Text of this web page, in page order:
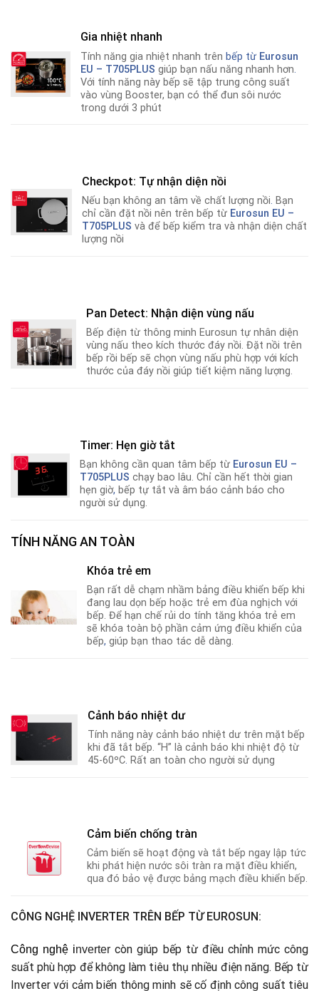
Gia nhiệt nhanh
Tính năng gia nhiệt nhanh trên bếp từ Eurosun
EU – T705PLUS giúp bạn nấu năng nhanh hơn.
Với tính năng này bếp sẽ tập trung công suất
vào vùng Booster, bạn có thể đun sôi nước
trong dưới 3 phút
Checkpot: Tự nhận diện nồi
Nếu bạn không an tâm về chất lượng nồi. Bạn
chỉ cần đặt nồi nên trên bếp từ Eurosun EU –
T705PLUS và để bếp kiểm tra và nhận diện chất
lượng nồi
Pan Detect: Nhận diện vùng nấu
Bếp điện từ thông minh Eurosun tự nhân diện
vùng nấu theo kích thước đáy nồi. Đặt nồi trên
bếp rồi bếp sẽ chọn vùng nấu phù hợp với kích
thước của đáy nồi giúp tiết kiệm năng lượng.
Timer: Hẹn giờ tắt
Bạn không cần quan tâm bếp từ Eurosun EU –
T705PLUS chạy bao lâu. Chỉ cần hết thời gian
hẹn giờ, bếp tự tắt và âm báo cảnh báo cho
người sử dụng.
TÍNH NĂNG AN TOÀN
Khóa trẻ em
Bạn rất dễ chạm nhầm bảng điều khiển bếp khi
đang lau dọn bếp hoặc trẻ em đùa nghịch với
bếp. Để hạn chế rủi do tính tăng khóa trẻ em
sẽ khóa toàn bộ phần cảm ứng điều khiển của
bếp, giúp bạn thao tác dễ dàng.
Cảnh báo nhiệt dư
Tính năng này cảnh báo nhiệt dư trên mặt bếp
khi đã tắt bếp. “H” là cảnh báo khi nhiệt độ từ
45-60ºC. Rất an toàn cho người sử dụng
Cảm biến chống tràn
Cảm biến sẽ hoạt động và tắt bếp ngay lập tức
khi phát hiện nước sôi tràn ra mặt điều khiển,
qua đó bảo vệ được bảng mạch điều khiển bếp.
CÔNG NGHỆ INVERTER TRÊN BẾP TỪ EUROSUN:
Công nghệ inverter còn giúp bếp từ điều chỉnh mức công
suất phù hợp để không làm tiêu thụ nhiều điện năng. Bếp từ
Inverter với cảm biến thông minh sẽ cố định công suất tiêu